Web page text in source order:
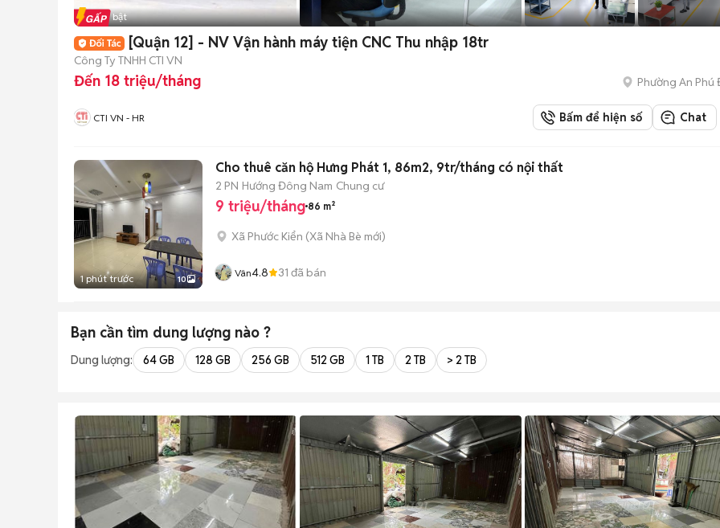
Tin nổi bật
[Quận 12] - NV Vận hành máy tiện CNC Thu nhập 18tr
Công Ty TNHH CTI VN
Đến 18 triệu/tháng Phường An
CTI VN - HR Bấm để hiện số Chat
1 phút trước 10
Cho thuê căn hộ Hưng Phát 1, 86m2, 9tr/tháng có nội thất
2 PN Hướng Đông Nam Chung cư
9 triệu/tháng 86 m²
Xã Phước Kiển (Xã Nhà Bè mới)
Vân4.8 31 đã bán
Bạn cần tìm dung lượng nào ?
Dung lượng: 64 GB 128 GB 256 GB 512 GB 1 TB 2 TB > 2 TB